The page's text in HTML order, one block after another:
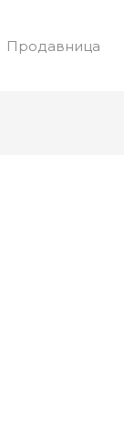
Продавница